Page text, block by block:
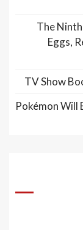
The
Eggs,
TV Show
Pokémon Will